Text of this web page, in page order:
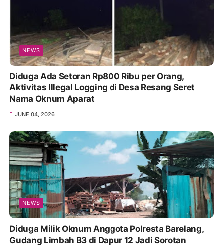
NEWS
Diduga Ada Setoran Rp800 Ribu per Orang,
Aktivitas Illegal Logging di Desa Resang Seret
Nama Oknum Aparat
JUNE 04, 2026
NEWS
Diduga Milik Oknum Anggota Polresta Barelang,
Gudang Limbah B3 di Dapur 12 Jadi Sorotan